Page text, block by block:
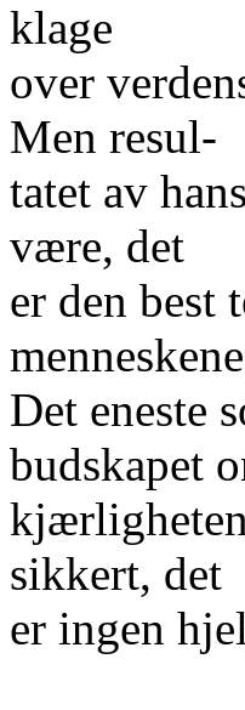
klage
over
Men resul-
tatet av
være, det
er den best
Det eneste
budskapet
sikkert, det
er ingen